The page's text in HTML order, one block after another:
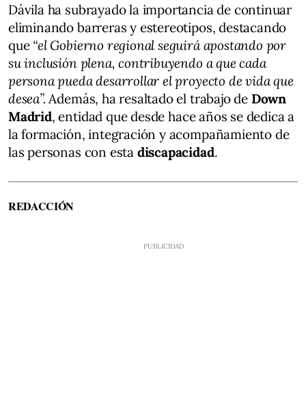
Dávila ha subrayado la importancia de continuar
eliminando barreras y estereotipos, destacando
que “el Gobierno regional seguirá apostando por
su inclusión plena, contribuyendo a que cada
persona pueda desarrollar el proyecto de vida que
desea”. Además, ha resaltado el trabajo de Down
Madrid, entidad que desde hace años se dedica a
la formación, integración y acompañamiento de
las personas con esta discapacidad.
REDACCIÓN